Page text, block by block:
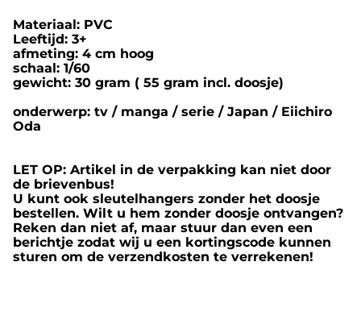
Materiaal: PVC
Leeftijd: 3+
afmeting: 4 cm hoog
schaal: 1/60
gewicht: 30 gram ( 55 gram incl. doosje)
onderwerp: tv / manga / serie / Japan / Eiichiro
Oda
LET OP: Artikel in de verpakking kan niet door
de brievenbus!
U kunt ook sleutelhangers zonder het doosje
bestellen. Wilt u hem zonder doosje ontvangen?
Reken dan niet af, maar stuur dan even een
berichtje zodat wij u een kortingscode kunnen
sturen om de verzendkosten te verrekenen!